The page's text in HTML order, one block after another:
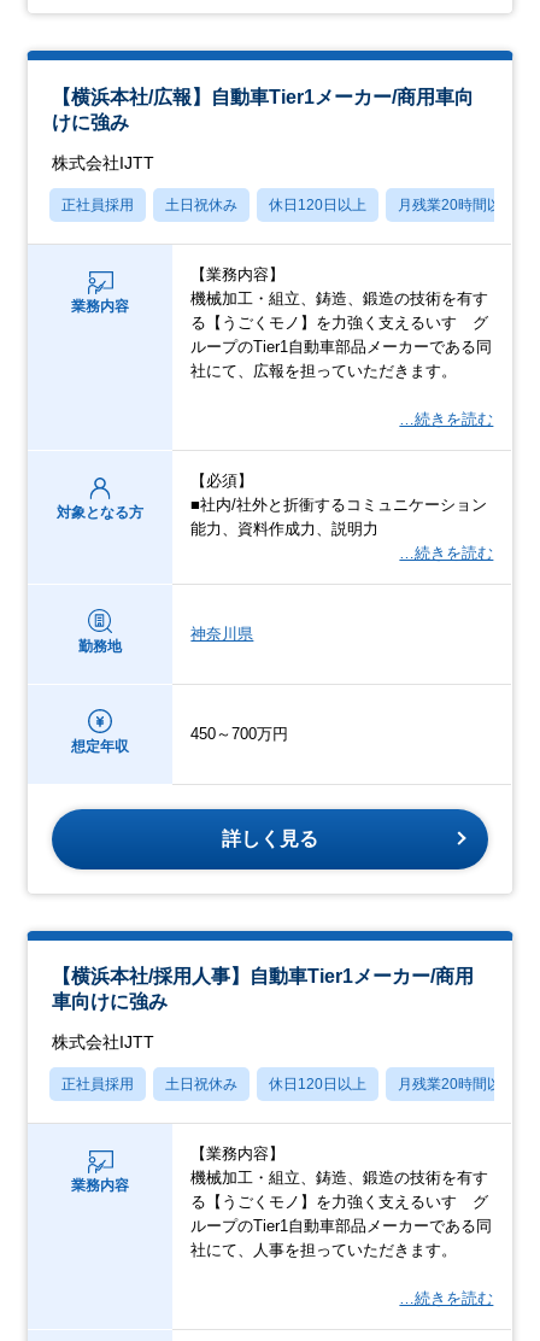
【横浜本社/広報】⾃動⾞Tier1メーカー/商⽤⾞向
けに強み
株式会社IJTT
正社員採用 土日祝休み 休日120日以上 月残業20時間以内
業務内容
【業務内容】
機械加⼯・組⽴、鋳造、鍛造の技術を有す
る【うごくモノ】を⼒強く⽀えるいすゞグ
ループのTier1⾃動⾞部品メーカーである同
社にて、広報を担っていただきます。
…続きを読む
対象となる方
【必須】
■社内/社外と折衝するコミュニケーション
能⼒、資料作成⼒、説明⼒
…続きを読む
勤務地
神奈川県
想定年収
450～700万円
詳しく見る
【横浜本社/採用⼈事】⾃動⾞Tier1メーカー/商⽤
⾞向けに強み
株式会社IJTT
正社員採用 土日祝休み 休日120日以上 月残業20時間以内
業務内容
【業務内容】
機械加⼯・組⽴、鋳造、鍛造の技術を有す
る【うごくモノ】を⼒強く⽀えるいすゞグ
ループのTier1⾃動⾞部品メーカーである同
社にて、⼈事を担っていただきます。
…続きを読む